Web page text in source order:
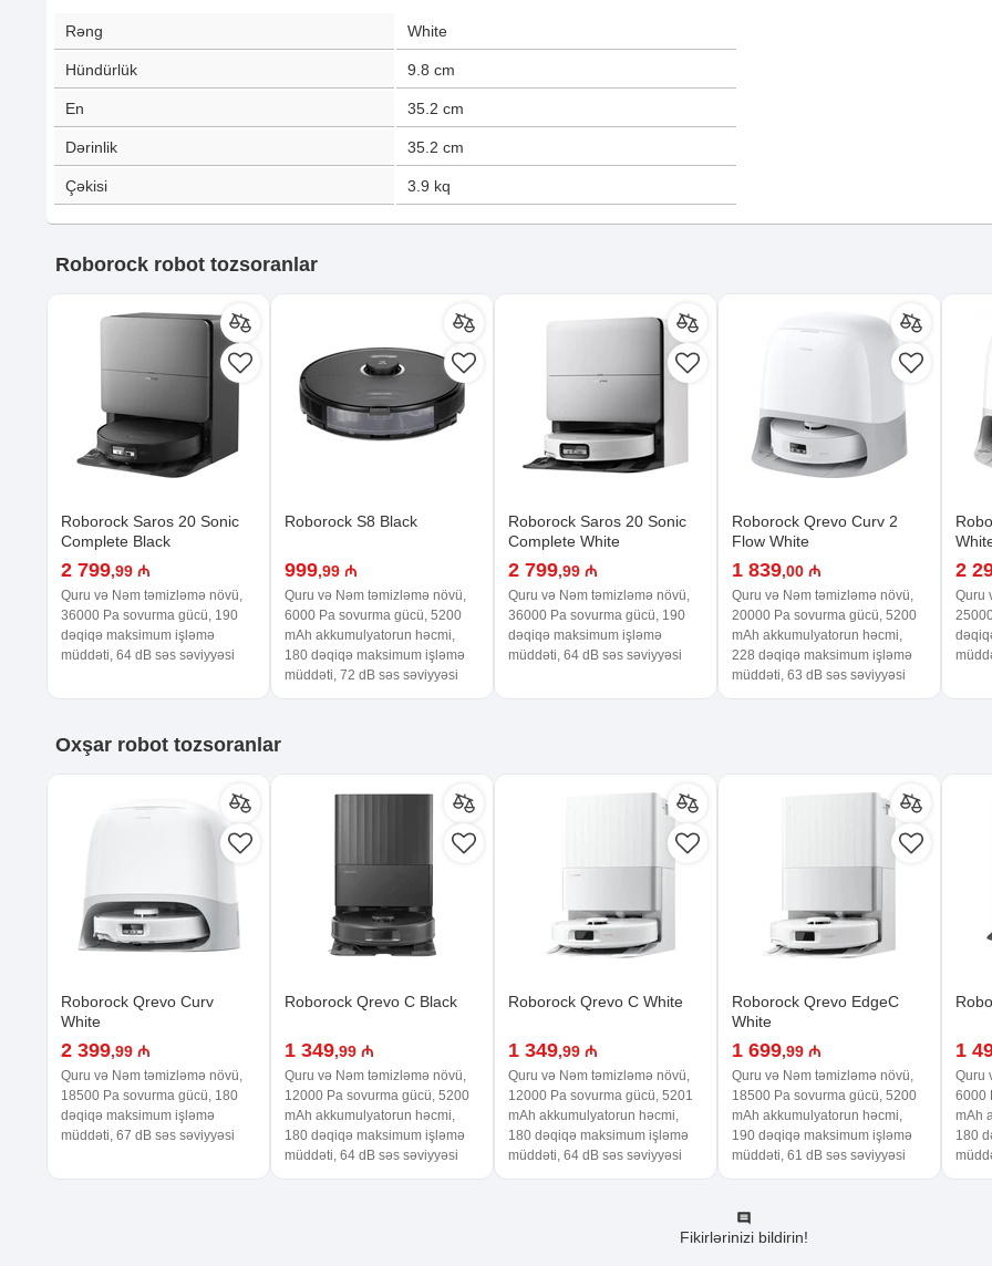
Rəng White
Hündürlük 9.8 cm
En 35.2 cm
Dərinlik 35.2 cm
Çəkisi 3.9 kq
Roborock robot tozsoranlar
Roborock Saros 20 Sonic
Complete Black
2 799,99 ₼
Quru və Nəm təmizləmə növü,
36000 Pa sovurma gücü, 190
dəqiqə maksimum işləmə
müddəti, 64 dB səs səviyyəsi
Roborock S8 Black
999,99 ₼
Quru və Nəm təmizləmə növü,
6000 Pa sovurma gücü, 5200
mAh akkumulyatorun həcmi,
180 dəqiqə maksimum işləmə
müddəti, 72 dB səs səviyyəsi
Roborock Saros 20 Sonic
Complete White
2 799,99 ₼
Quru və Nəm təmizləmə növü,
36000 Pa sovurma gücü, 190
dəqiqə maksimum işləmə
müddəti, 64 dB səs səviyyəsi
Roborock Qrevo Curv 2
Flow White
1 839,00 ₼
Quru və Nəm təmizləmə növü,
20000 Pa sovurma gücü, 5200
mAh akkumulyatorun həcmi,
228 dəqiqə maksimum işləmə
müddəti, 63 dB səs səviyyəsi
2
Quru
Oxşar robot tozsoranlar
Roborock Qrevo Curv
White
2 399,99 ₼
Quru və Nəm təmizləmə növü,
18500 Pa sovurma gücü, 180
dəqiqə maksimum işləmə
müddəti, 67 dB səs səviyyəsi
Roborock Qrevo C Black
1 349,99 ₼
Quru və Nəm təmizləmə növü,
12000 Pa sovurma gücü, 5200
mAh akkumulyatorun həcmi,
180 dəqiqə maksimum işləmə
müddəti, 64 dB səs səviyyəsi
Roborock Qrevo C White
1 349,99 ₼
Quru və Nəm təmizləmə növü,
12000 Pa sovurma gücü, 5201
mAh akkumulyatorun həcmi,
180 dəqiqə maksimum işləmə
müddəti, 64 dB səs səviyyəsi
Roborock Qrevo EdgeC
White
1 699,99 ₼
Quru və Nəm təmizləmə növü,
18500 Pa sovurma gücü, 5200
mAh akkumulyatorun həcmi,
190 dəqiqə maksimum işləmə
müddəti, 61 dB səs səviyyəsi
1
Quru
6000
mAh
180
Fikirlərinizi bildirin!